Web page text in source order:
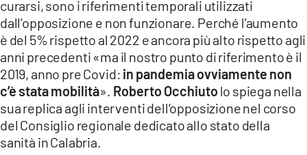
ILREGGINO.IT
COSENZACHANNEL.IT
ILVIBONESE.IT
CATANZAROCHANNEL.IT
LACAPITALENEWS.IT
App
curarsi, sono i riferimenti temporali utilizzati
dall’opposizione e non funzionare. Perché l’aumento
è del 5% rispetto al 2022 e ancora più alto rispetto agli
anni precedenti «ma il nostro punto di riferimento è il
2019, anno pre Covid: in pandemia ovviamente non
c’è stata mobilità». Roberto Occhiutolo spiega nella
sua replica agli interventi dell’opposizione nel corso
del Consiglio regionale dedicato allo stato della
sanità in Calabria.